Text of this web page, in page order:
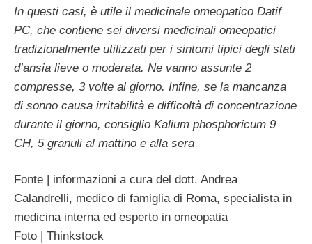
In questi casi, è utile il medicinale omeopatico Datif
PC, che contiene sei diversi medicinali omeopatici
tradizionalmente utilizzati per i sintomi tipici degli stati
d’ansia lieve o moderata. Ne vanno assunte 2
compresse, 3 volte al giorno. Infine, se la mancanza
di sonno causa irritabilità e difficoltà di concentrazione
durante il giorno, consiglio Kalium phosphoricum 9
CH, 5 granuli al mattino e alla sera
Fonte | informazioni a cura del dott. Andrea
Calandrelli, medico di famiglia di Roma, specialista in
medicina interna ed esperto in omeopatia
Foto | Thinkstock